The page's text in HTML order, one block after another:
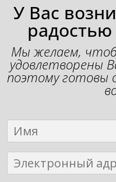
У Вас
Мы желаем,
удовлетворены
поэтому готовы